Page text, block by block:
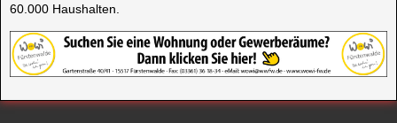
60.000 Haushalten.